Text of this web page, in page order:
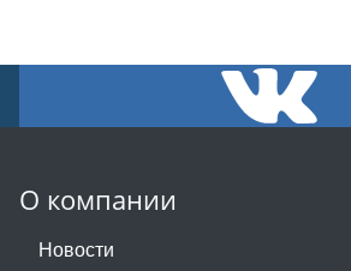
О компании
Новости